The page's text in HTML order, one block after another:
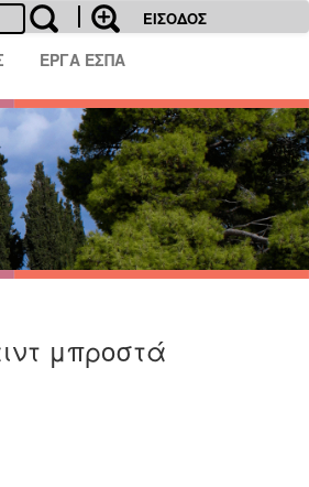
ΕΙΣΟΔΟΣ
ΕΡΓΑ ΕΣΠΑ
μπροστά